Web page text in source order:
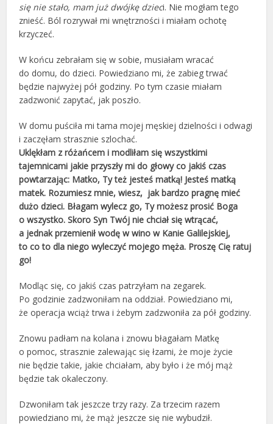
się nie stało, mam już dwójkę dzieci. Nie mogłam tego
znieść. Ból rozrywał mi wnętrzności i miałam ochotę
krzyczeć.
W końcu zebrałam się w sobie, musiałam wracać
do domu, do dzieci. Powiedziano mi, że zabieg trwać
będzie najwyżej pół godziny. Po tym czasie miałam
zadzwonić zapytać, jak poszło.
W domu puściła mi tama mojej męskiej dzielności i odwagi
i zaczęłam strasznie szlochać.
Uklękłam z różańcem i modliłam się wszystkimi
tajemnicami jakie przyszły mi do głowy co jakiś czas
powtarzając: Matko, Ty też jesteś matką! Jesteś matką
matek. Rozumiesz mnie, wiesz, jak bardzo pragnę mieć
dużo dzieci. Błagam wylecz go, Ty możesz prosić Boga
o wszystko. Skoro Syn Twój nie chciał się wtrącać,
a jednak przemienił wodę w wino w Kanie Galilejskiej,
to co to dla niego wyleczyć mojego męża. Proszę Cię ratuj
go!
Modląc się, co jakiś czas patrzyłam na zegarek.
Po godzinie zadzwoniłam na oddział. Powiedziano mi,
że operacja wciąż trwa i żebym zadzwoniła za pół godziny.
Znowu padłam na kolana i znowu błagałam Matkę
o pomoc, strasznie zalewając się łzami, że moje życie
nie będzie takie, jakie chciałam, aby było i że mój mąż
będzie tak okaleczony.
Dzwoniłam tak jeszcze trzy razy. Za trzecim razem
powiedziano mi, że mąż jeszcze się nie wybudził.